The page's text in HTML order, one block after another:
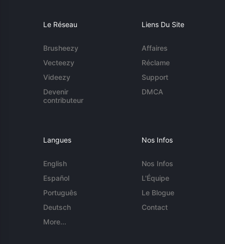
Le Réseau
Brusheezy
Vecteezy
Videezy
Devenir
contributeur
Liens Du Site
Affaires
Réclame
Support
DMCA
Langues
English
Español
Português
Deutsch
More...
Nos Infos
Nos Infos
L'Équipe
Le Blogue
Contact